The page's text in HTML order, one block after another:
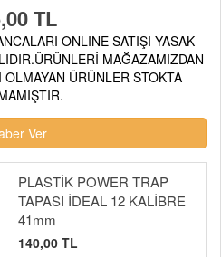
TL
ONLINE SATIŞI YASAK
MAĞAZAMIZDAN
ÜRÜNLER STOKTA
Ver
PLASTİK POWER TRAP
TAPASI İDEAL 12 KALİBRE
41mm
140,00 TL